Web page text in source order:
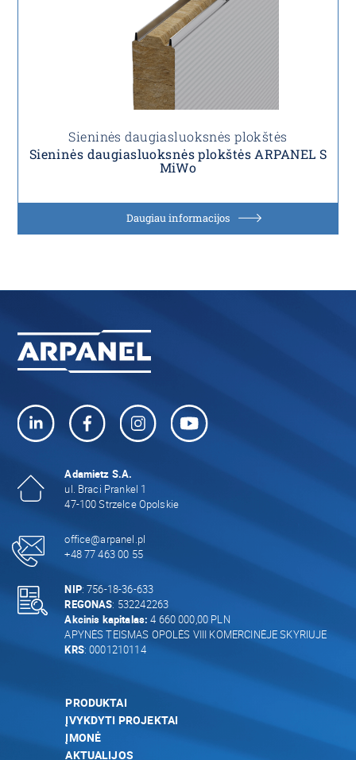
Sieninės daugiasluoksnės plokštės
Sieninės daugiasluoksnės plokštės ARPANEL S
MiWo
Daugiau informacijos
Adamietz S.A.
ul. Braci Prankel 1
47-100 Strzelce Opolskie
office@arpanel.pl
+48 77 463 00 55
NIP: 756-18-36-633
REGONAS: 532242263
Akcinis kapitalas: 4 660 000,00 PLN
APYNĖS TEISMAS OPOLĖS VIII KOMERCINĖJE SKYRIUJE
KRS: 0001210114
PRODUKTAI
ĮVYKDYTI PROJEKTAI
ĮMONĖ
AKTUALIJOS